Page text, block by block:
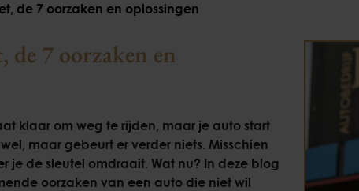
de 7 oorzaken en oplossingen
7 oorzaken en
klaar om weg te rijden, maar je auto start
maar gebeurt er verder niets. Misschien
je de sleutel omdraait. Wat nu? In deze blog
oorzaken van een auto die niet wil